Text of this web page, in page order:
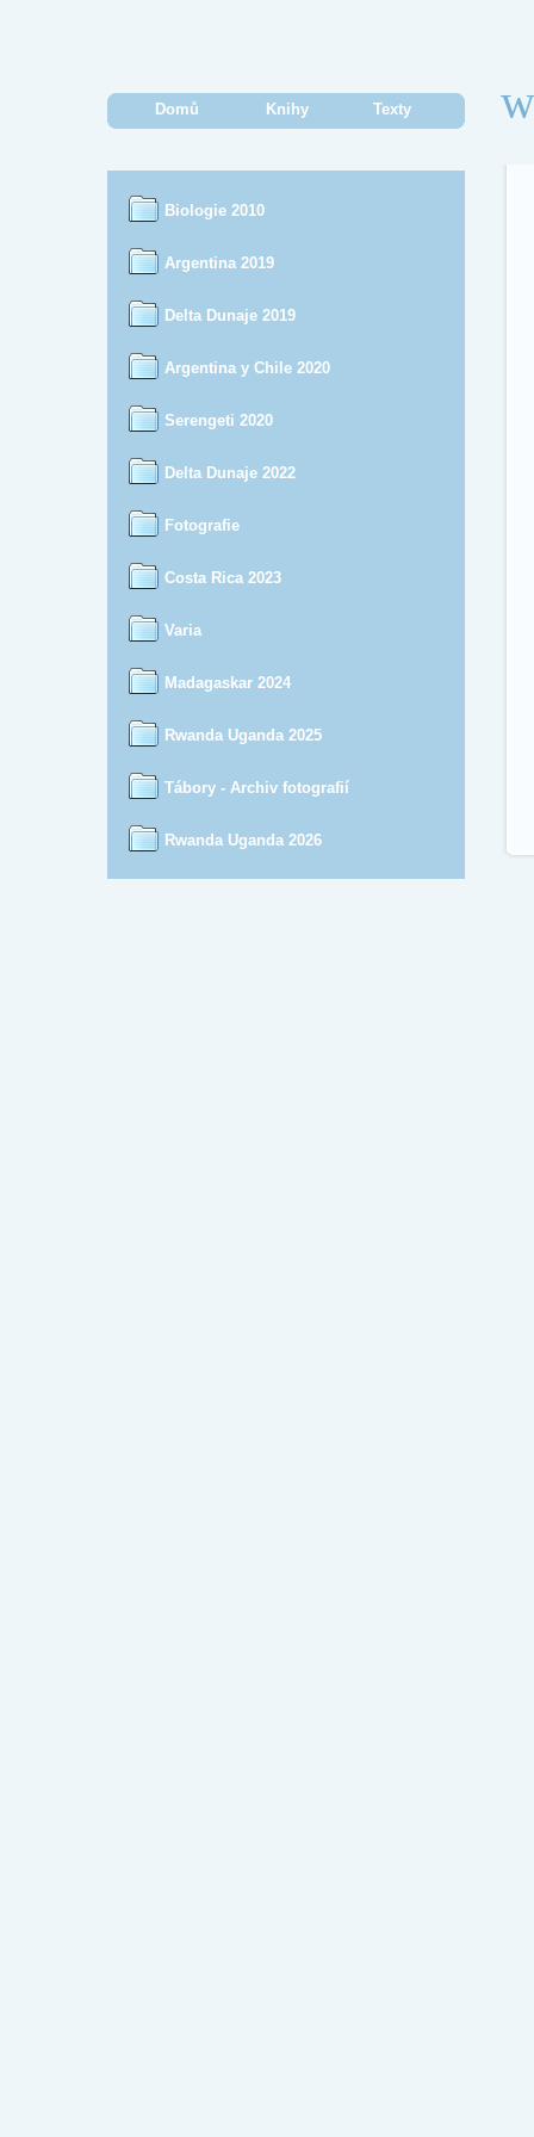
Domů Knihy Texty
Biologie 2010
Argentina 2019
Delta Dunaje 2019
Argentina y Chile 2020
Serengeti 2020
Delta Dunaje 2022
Fotografie
Costa Rica 2023
Varia
Madagaskar 2024
Rwanda Uganda 2025
Tábory - Archiv fotografií
Rwanda Uganda 2026